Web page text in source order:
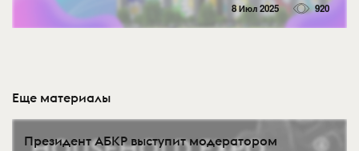
8 Июл 2025 920
Еще материалы
Президент АБКР выступит модератором